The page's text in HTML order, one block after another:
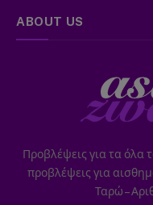
ABOUT US
Προβλέψεις για τα όλα
προβλέψεις για
Ταρώ –